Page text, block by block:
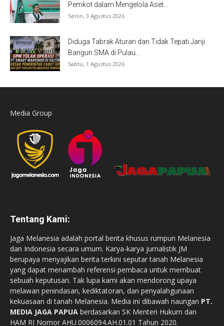
Pemkot dalam Mengelola Aset...
Senin, 3 Agustus 2026
Diduga Tabrak Aturan dan Tidak Tepati Janji
Bangun SMA di Pulau...
Sabtu, 1 Agustus 2026
Media Group
Tentang Kami:
Jaga Melanesia adalah portal berita khusus rumpun Melanesia
dan Indonesia secara umum. Karya-karya jurnalistik JM
berupaya menyajikan berita terkini seputar tanah Melanesia
yang dapat menambah referensi pembaca untuk membuat
sebuah keputusan. Tak lupa kami akan mendorong upaya
melawan penindasan, kediktatoran, dan penyalahgunaan
kekuasaan di tanah Melanesia. Media ini dibawah naungan PT.
MEDIA JAGA PAPUA berdasarkan SK Menteri Hukum dan
HAM RI Nomor AHU.0006094.AH.01.01 Tahun 2020.